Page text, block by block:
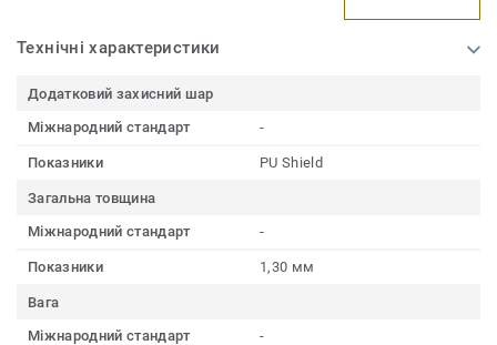
Технічні характеристики
Додатковий захисний шар
Міжнародний стандарт
-
Показники PU Shield
Загальна товщина
Міжнародний стандарт
-
Показники 1,30 мм
Вага
Міжнародний стандарт
-